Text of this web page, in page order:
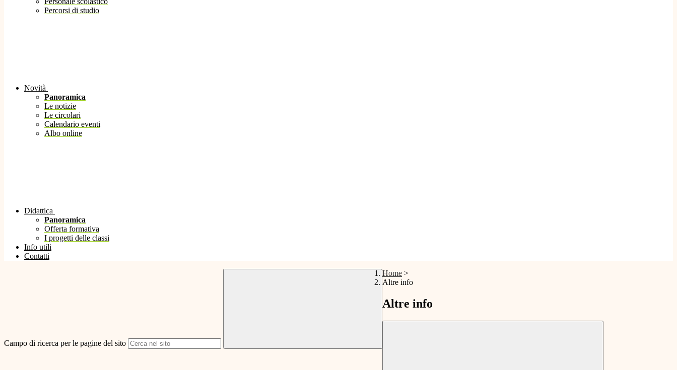
Percorsi di studio
Novità
Panoramica
Le notizie
Le circolari
Calendario eventi
Albo online
Didattica
Panoramica
Offerta formativa
I progetti delle classi
Info utili
Contatti
Campo di ricerca per le pagine del sito
Home >
Altre info
Altre info